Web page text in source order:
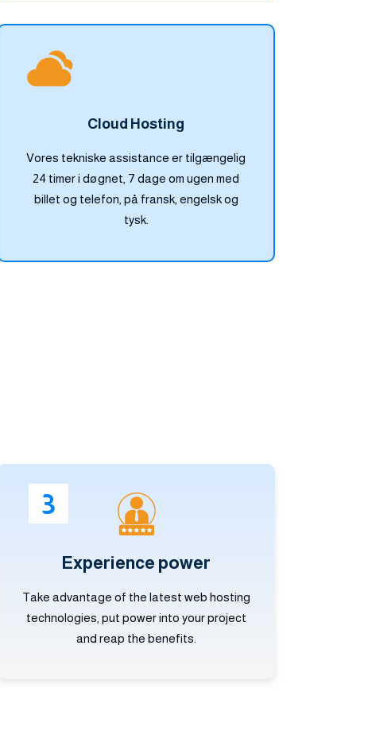
Cloud Hosting
Vores tekniske assistance er tilgængelig
24 timer i døgnet, 7 dage om ugen med
billet og telefon, på fransk, engelsk og
tysk.
3
Experience power
Take advantage of the latest web hosting
technologies, put power into your project
and reap the benefits.